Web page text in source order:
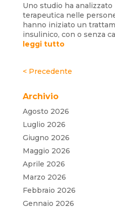
Uno studio ha
terapeutica nelle
hanno iniziato un
insulinico, con o senza
leggi tutto
Archivio
Agosto 2026
Luglio 2026
Giugno 2026
Maggio 2026
Aprile 2026
Marzo 2026
Febbraio 2026
Gennaio 2026